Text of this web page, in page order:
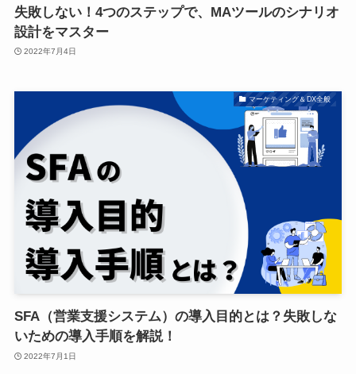
失敗しない！4つのステップで、MAツールのシナリオ
設計をマスター
2022年7月4日
マーケティング＆DX全般
SFA（営業支援システム）の導入目的とは？失敗しな
いための導入手順を解説！
2022年7月1日